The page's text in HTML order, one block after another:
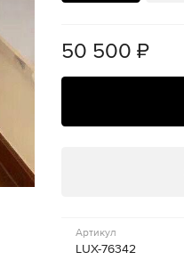
50 500 ₽
Артикул
LUX-76342